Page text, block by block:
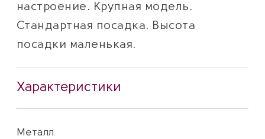
настроение. Крупная модель.
Стандартная посадка. Высота
посадки маленькая.
Характеристики
Металл